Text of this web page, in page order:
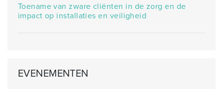
Toename van zware cliënten in de zorg en de
impact op installaties en veiligheid
EVENEMENTEN